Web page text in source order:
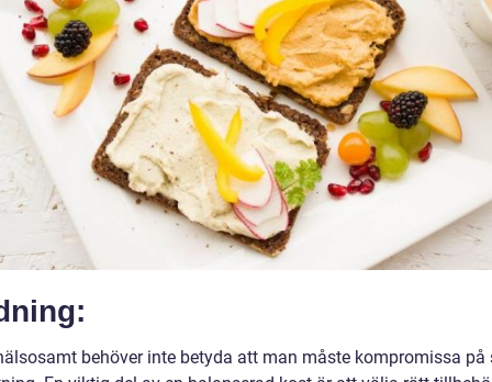
behöver inte betyda att man måste kompromissa på